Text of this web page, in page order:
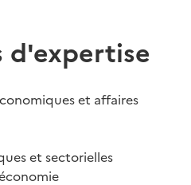
d'expertise
et affaires
et sectorielles